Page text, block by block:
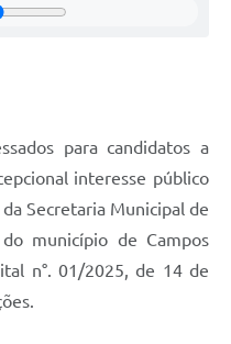
para candidatos a
interesse público
Secretaria Municipal de
município de Campos
n°. 01/2025, de 14 de